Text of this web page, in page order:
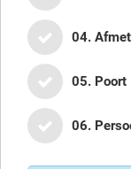
04.
05. Poort
06.